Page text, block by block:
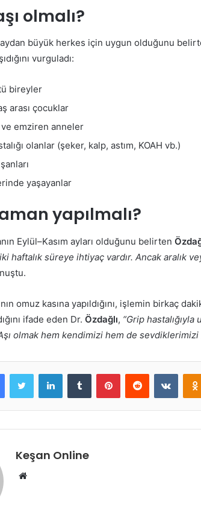
olmalı?
aydan büyük herkes için uygun olduğunu
vurguladı:
bireyler
arası çocuklar
emziren anneler
olanlar (şeker, kalp, astım, KOAH vb.)
yaşayanlar
yapılmalı?
Eylül–Kasım ayları olduğunu belirten
haftalık süreye ihtiyaç vardır. Ancak aralık
omuz kasına yapıldığını, işlemin birkaç
ifade eden Dr. Özdağlı, “Grip
olmak hem kendimizi hem de
FacebookTwitter LinkedInTumblr PinterestReddit
Keşan Online
Web